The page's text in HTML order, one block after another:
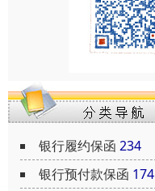
银行履约保函 234
银行预付款保函 174